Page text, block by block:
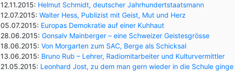
12.11.2015: Helmut Schmidt, deutscher Jahrhundertstaatsmann
12.07.2015: Walter Hess, Publizist mit Geist, Mut und Herz
05.07.2015: Europas Demokratie auf einer Kuhhaut
28.06.2015: Gonsalv Mainberger – eine Schweizer Geistesgrösse
18.06.2015: Von Morgarten zum SAC, Berge als Schicksal
13.06.2015: Bruno Rub – Lehrer, Radiomitarbeiter und Kulturvermittler
21.05.2015: Leonhard Jost, zu dem man gern wieder in die Schule ginge